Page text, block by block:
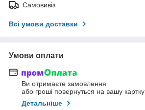
Самовивіз
Всі умови доставки
Умови оплати
Ви отримаєте замовлення
або гроші повернуться на вашу картку
Детальніше